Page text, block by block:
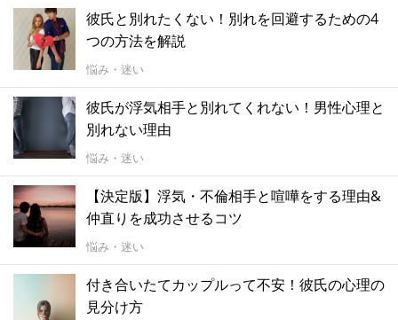
彼氏と別れたくない！別れを回避するための4
つの方法を解説
悩み・迷い
彼氏が浮気相手と別れてくれない！男性心理と
別れない理由
悩み・迷い
【決定版】浮気・不倫相手と喧嘩をする理由&
仲直りを成功させるコツ
悩み・迷い
付き合いたてカップルって不安！彼氏の心理の
見分け方